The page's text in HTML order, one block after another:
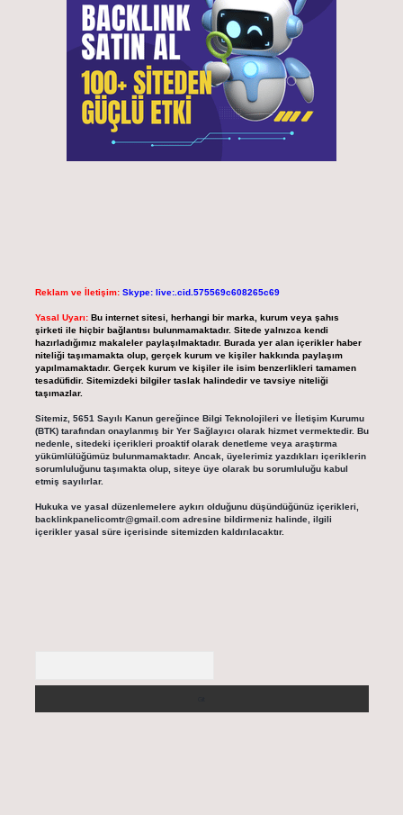
Reklam ve İletişim: Skype: live:.cid.575569c608265c69
Yasal Uyarı: Bu internet sitesi, herhangi bir marka, kurum veya şahıs
şirketi ile hiçbir bağlantısı bulunmamaktadır. Sitede yalnızca kendi
hazırladığımız makaleler paylaşılmaktadır. Burada yer alan içerikler haber
niteliği taşımamakta olup, gerçek kurum ve kişiler hakkında paylaşım
yapılmamaktadır. Gerçek kurum ve kişiler ile isim benzerlikleri tamamen
tesadüfidir. Sitemizdeki bilgiler taslak halindedir ve tavsiye niteliği
taşımazlar.
Sitemiz, 5651 Sayılı Kanun gereğince Bilgi Teknolojileri ve İletişim Kurumu
(BTK) tarafından onaylanmış bir Yer Sağlayıcı olarak hizmet vermektedir. Bu
nedenle, sitedeki içerikleri proaktif olarak denetleme veya araştırma
yükümlülüğümüz bulunmamaktadır. Ancak, üyelerimiz yazdıkları içeriklerin
sorumluluğunu taşımakta olup, siteye üye olarak bu sorumluluğu kabul
etmiş sayılırlar.
Hukuka ve yasal düzenlemelere aykırı olduğunu düşündüğünüz içerikleri,
backlinkpanelicomtr@gmail.comadresine bildirmeniz halinde, ilgili
içerikler yasal süre içerisinde sitemizden kaldırılacaktır.